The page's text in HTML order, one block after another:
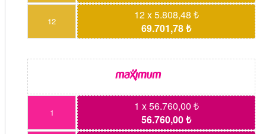
12
12 x 5.808,48 ₺
69.701,78 ₺
1
1 x 56.760,00 ₺
56.760,00 ₺